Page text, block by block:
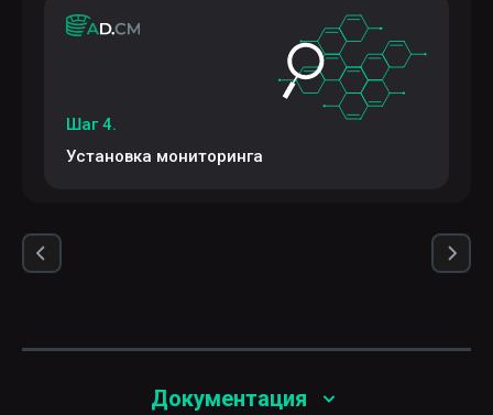
Шаг 4.
Установка мониторинга
Документация